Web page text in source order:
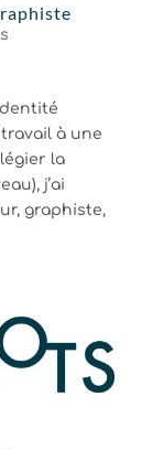
travail à une
la
j’ai
graphiste,